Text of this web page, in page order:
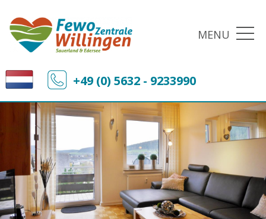
MENU
+49 (0) 5632 - 9233990